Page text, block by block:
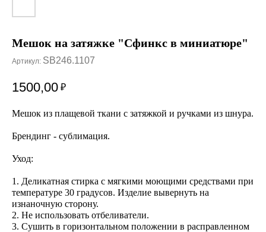
Мешок на затяжке "Сфинкс в миниатюре"
Артикул: SB246.1107
1500,00 ₽
Мешок из плащевой ткани с затяжкой и ручками из шнура.
Брендинг - сублимация.
Уход:
1. Деликатная стирка с мягкими моющими средствами при
температуре 30 градусов. Изделие вывернуть на
изнаночную сторону.
2. Не использовать отбеливатели.
3. Сушить в горизонтальном положении в расправленном